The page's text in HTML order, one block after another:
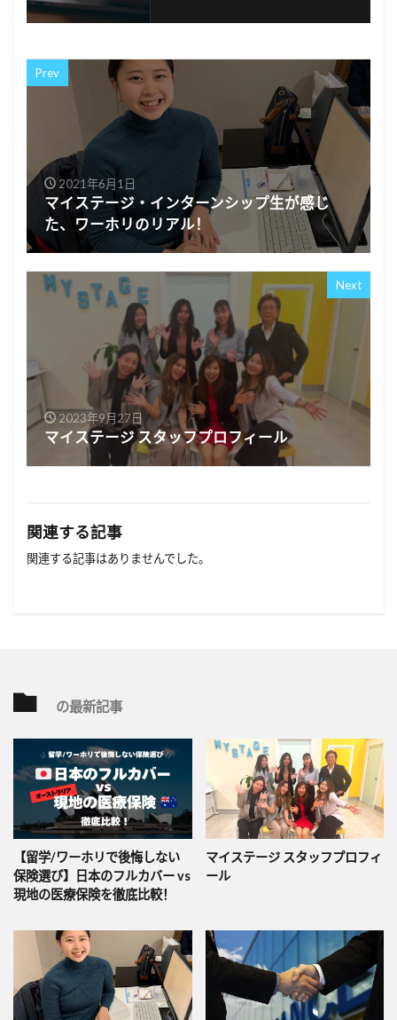
Prev
2021年6月1日
マイステージ・インターンシップ生が感じ
た、ワーホリのリアル！
Next
2023年9月27日
マイステージ スタッフプロフィール
関連する記事
関連する記事はありませんでした。
の最新記事
【留学/ワーホリで後悔しない
保険選び】日本のフルカバー vs
現地の医療保険を徹底比較！
マイステージ スタッフプロフィ
ール